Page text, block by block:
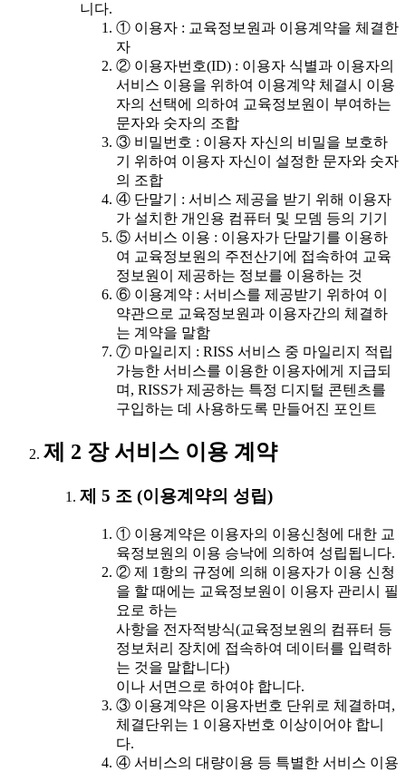
니다.
① 이용자 : 교육정보원과 이용계약을 체결한
자
② 이용자번호(ID) : 이용자 식별과 이용자의
서비스 이용을 위하여 이용계약 체결시 이용
자의 선택에 의하여 교육정보원이 부여하는
문자와 숫자의 조합
③ 비밀번호 : 이용자 자신의 비밀을 보호하
기 위하여 이용자 자신이 설정한 문자와 숫자
의 조합
④ 단말기 : 서비스 제공을 받기 위해 이용자
가 설치한 개인용 컴퓨터 및 모뎀 등의 기기
⑤ 서비스 이용 : 이용자가 단말기를 이용하
여 교육정보원의 주전산기에 접속하여 교육
정보원이 제공하는 정보를 이용하는 것
⑥ 이용계약 : 서비스를 제공받기 위하여 이
약관으로 교육정보원과 이용자간의 체결하
는 계약을 말함
⑦ 마일리지 : RISS 서비스 중 마일리지 적립
가능한 서비스를 이용한 이용자에게 지급되
며, RISS가 제공하는 특정 디지털 콘텐츠를
구입하는 데 사용하도록 만들어진 포인트
제 2 장 서비스 이용 계약
제 5 조 (이용계약의 성립)
① 이용계약은 이용자의 이용신청에 대한 교
육정보원의 이용 승낙에 의하여 성립됩니다.
② 제 1항의 규정에 의해 이용자가 이용 신청
을 할 때에는 교육정보원이 이용자 관리시 필
요로 하는
사항을 전자적방식(교육정보원의 컴퓨터 등
정보처리 장치에 접속하여 데이터를 입력하
는 것을 말합니다)
이나 서면으로 하여야 합니다.
③ 이용계약은 이용자번호 단위로 체결하며,
체결단위는 1 이용자번호 이상이어야 합니
다.
④ 서비스의 대량이용 등 특별한 서비스 이용